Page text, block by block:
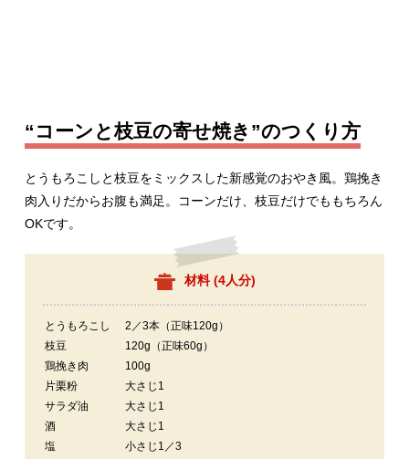
“コーンと枝豆の寄せ焼き”のつくり方
とうもろこしと枝豆をミックスした新感覚のおやき風。鶏挽き
肉入りだからお腹も満足。コーンだけ、枝豆だけでももちろん
OKです。
材料 (4人分)
とうもろこし
2／3本（正味120g）
枝豆
120g（正味60g）
鶏挽き肉
100g
片栗粉
大さじ1
サラダ油
大さじ1
酒
大さじ1
塩
小さじ1／3